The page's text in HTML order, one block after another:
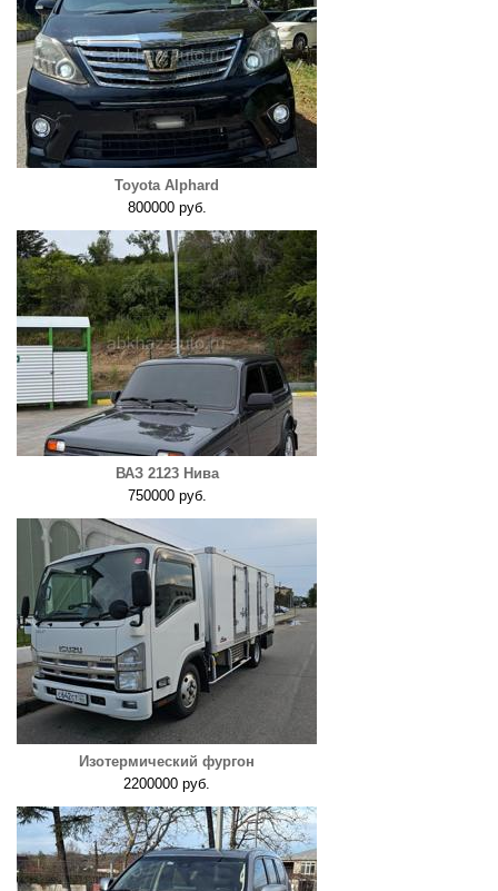
Toyota Alphard
800000 руб.
ВАЗ 2123 Нива
750000 руб.
Изотермический фургон
2200000 руб.